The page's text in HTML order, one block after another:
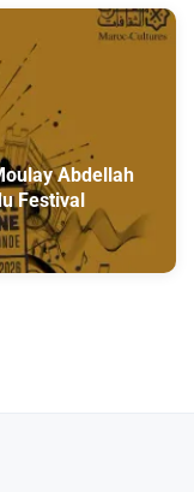
Abdellah
Festival